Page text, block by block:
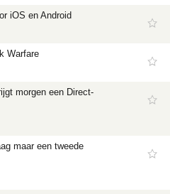
iOS en Android
Warfare
morgen een Direct-
maar een tweede